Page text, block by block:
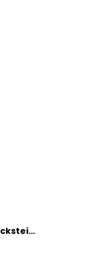
Ursus 75050001 - Schmuckstein Sticker Medaillons, silber, 8 Stück, selbstklebend, einfach von der Fole abzuziehen, ideal geeignet für Scrapbooking, Kartengestaltung und zur Dekoration